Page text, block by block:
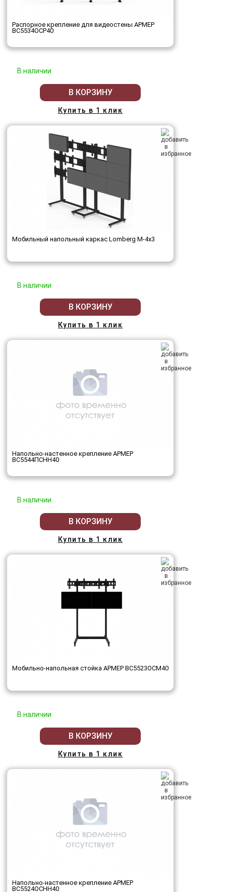
Распорное крепление для видеостены АРМЕР
ВС5534ОСР40
В наличии
В КОРЗИНУ
Купить в 1 клик
Мобильный напольный каркас Lomberg M-4х3
В наличии
В КОРЗИНУ
Купить в 1 клик
Напольно-настенное крепление АРМЕР
ВС5544ПСНН40
В наличии
В КОРЗИНУ
Купить в 1 клик
Мобильно-напольная стойка АРМЕР ВС5523ОСМ40
В наличии
В КОРЗИНУ
Купить в 1 клик
Напольно-настенное крепление АРМЕР
ВС5524ОСНН40